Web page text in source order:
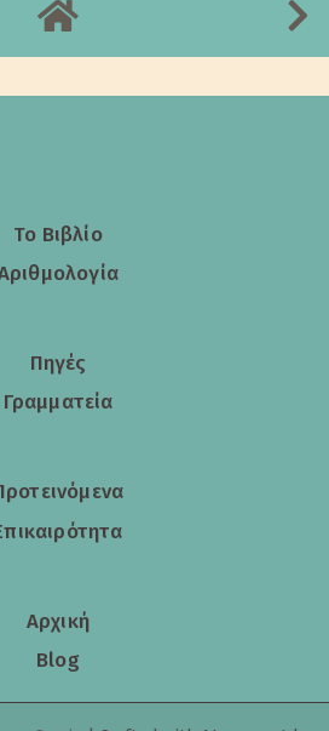
Το Βιβλίο
Πηγές
Γραμματεία
Αρχική
Blog